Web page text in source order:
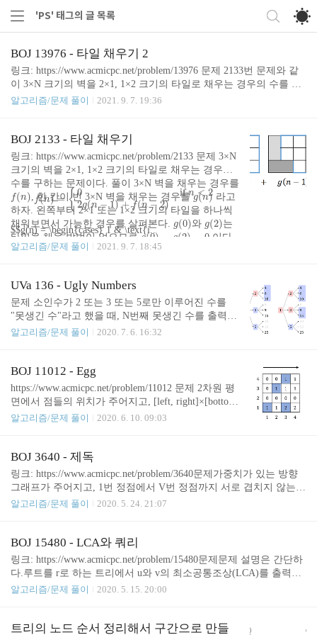
'PS' 태그의 글 목록
BOJ 13976 - 타일 채우기 2
링크: https://www.acmicpc.net/problem/13976 문제 2133번 문제와 같
이 3×N 크기의 벽을 2×1, 1×2 크기의 타일로 채우는 경우의 수를 구
하는 문제이지만, N의 범위가10
10 18
이다. 풀이 이전에 작성한 2133번
제곱 트릭을 사용하면 된다. 수열의 값은 같으므로, 편의상 OEIS A0
01835 수열f ⋅ − 1 − f n − 2)
= 4⋅f n − ) f n
을 사용하겠다. 이것을
행렬로 나타내면 아래와 같다. $$\begin{eqnarray} \left( \begin{array}
{ccc} f_{n} \\ f_{n-1}..
알고리즘/문제 풀이 2021. 9. 7. 19:36
BOJ 2133 - 타일 채우기
링크: https://www.acmicpc.net/problem/2133 문제 3×N
크기의 벽을 2×1, 1×2 크기의 타일로 채우는 경우의
수를 구하는 문제이다. 풀이 3×N 벽을 채우는 경우를
f(n)
f(n , 한 칸이 빈 3×N 벽을 채우는 경우를g(n)
g (n ) 라고
하자. 왼쪽부터 2×1 또는 1×2 크기의 타일을 하나씩
채워보면서 가능한 경우를 살펴본다. g(0)
(0) 와 g(2)
(2) 는
타일을 채울 방법이 없으므로
g(0) g(2) 0
g(0) 2)=0
이다.
이것을 식으로 나타내면 이렇다.
f(n) = {0 if n < 2
2g(n − 1)+ f(n − 2)
f (n)={0ifn< 22g (n−1 )+f(n −2)
$$g(n) = \begin{cases} 1 & \text{i..
알고리즘/문제 풀이
2021. 9. 7. 18:45
UVa 136 - Ugly Numbers
문제 소인수가 2 또는 3 또는 5로만 이루어진 수를
"못생긴 수"라고 했을 때, N번째 못생긴 수를 출력하
는 문제이다. New Zealand 1990 Division I에 등장했던
생긴 수 풀이 빨간색을 현재까지 살펴본 수, 파란색
을 앞으로 살펴볼 수라고 했을 때 그림을 위와 같다.
파란색으로 색칠된 수 중에서 가장 작은 수부터 순서
대로 살피면, 그 순서대로 N번째 못생긴 수가 결정된
다. 이는 다익스트라 알고리즘에서 그림이 어떻게 그
거하기 위해서 이전에 5를 곱해서 만들어진 수에는 2
나 3을 곱하지 않았다. 2..
알고리즘/문제 풀이 2020. 7. 6. 16:32
BOJ 11012 - Egg
https://www.acmicpc.net/problem/11012 문제 2차원 평
면에서 점들의 위치가 주어지고, [left, right]×[bottom,
top] 으로 그려지는 사각형 내에 있는 점의 개수를 쿼
서는 Segment Tree를 먼저 알아야한다. 이 글에서는
자세한 설명은 생략하고, 도움이 될 만한 글로 대체
한다. 사실 같은 내용을 이 문제에 대해서만 다시 정
만, 이 글에서는(필자는) 세로/수직 방향을
래를 의미한다. y축을 ..
알고리즘/문제 풀이 2020. 6. 10. 09:03
BOJ 3640 - 제독
링크: https://www.acmicpc.net/problem/3640문제가중치가 있는 방향
그래프가 주어지고, 1번 정점에서 V번 정점까지 서로 겹치지 않는 2
개의 경로 중 비용이 최소인 경우를 출력하는 문제이다. 겹치지 않는
Cost Max Flow; 최소 비용 최대 유량)인 문제이다. 그래프 문제는 항
상 문제 조건을 꼼꼼히 살펴야겠다. 이번에도 "출발과 목적지를 제
외하고 같은 중간 지점이나 같은 뱃길을 지나면 안 된다." 에서 정점
이 겹쳐서는 안되는 조건을 깜빡해서 계속 틀렸다. 이 조건을 무시하
면 틀리는 예외 케이스는 아래와 같다. 최대 유량은 1개이고, 답은 ..
알고리즘/문제 풀이 2020. 5. 24. 21:07
BOJ 15480 - LCA와 쿼리
링크: https://www.acmicpc.net/problem/15480문제문제 설명은 간단하
다.루트를 r로 하는 트리에서 u와 v의 최소공통조상(LCA)를 출력하
는 문제이다. LCA(r, u), LCA(r, v), LCA(u, v) 세 개 중에서 깊이가 더
드
알고리즘/문제 풀이 2020. 5. 15. 20:00
트리의 노드 순서 정리해서 구간으로 만들